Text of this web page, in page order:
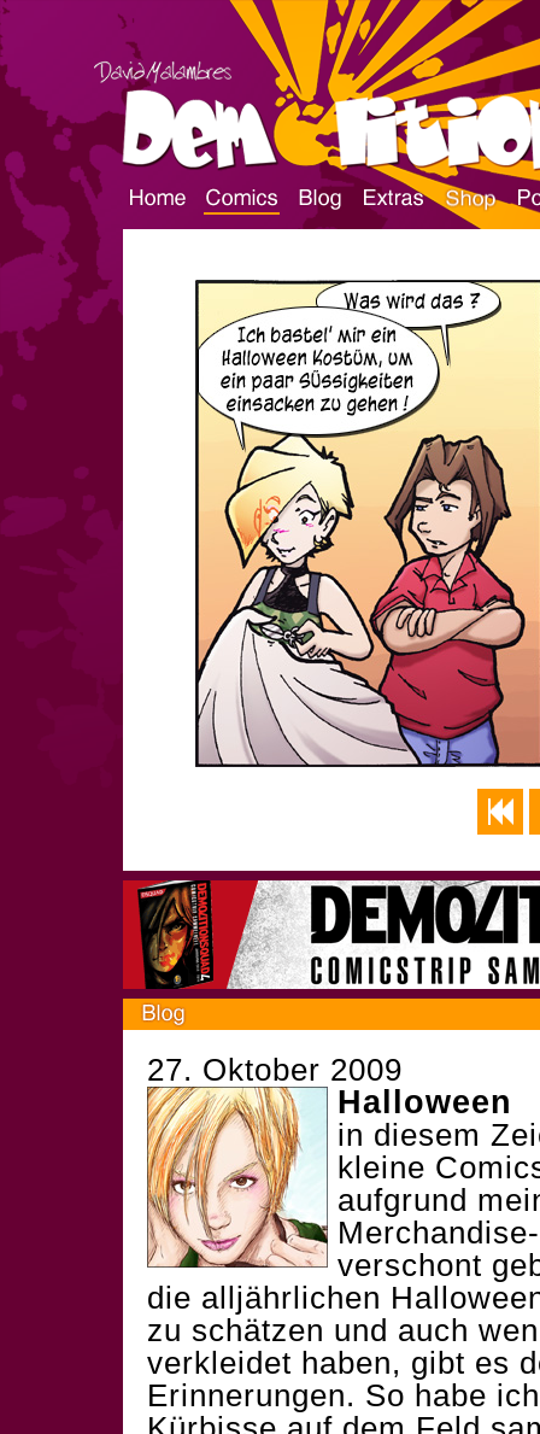
27. Oktober 2009
Halloween
in diesem
kleine
aufgrund
verschont
die alljährlichen
zu schätzen und auch
verkleidet haben, gibt es
Erinnerungen. So habe